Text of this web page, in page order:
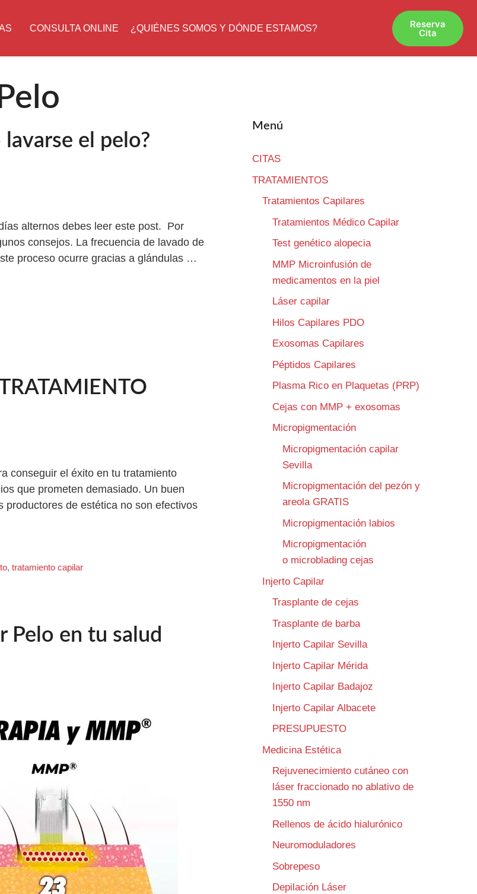
CONSULTA ONLINE ¿QUIÉNES SOMOS Y DÓNDE ESTAMOS? Reserva
Cita
el pelo?
alternos debes leer este post. Por
consejos. La frecuencia de lavado de
proceso ocurre gracias a glándulas …
conseguir el éxito en tu tratamiento
que prometen demasiado. Un buen
productores de estética no son efectivos
,tratamiento capilar
Pelo en tu salud
Menú
CITAS
TRATAMIENTOS
Tratamientos Capilares
Tratamientos Médico Capilar
Test genético alopecia
MMP Microinfusión de
medicamentos en la piel
Láser capilar
Hilos Capilares PDO
Exosomas Capilares
Péptidos Capilares
Plasma Rico en Plaquetas (PRP)
Cejas con MMP + exosomas
Micropigmentación
Micropigmentación capilar
Sevilla
Micropigmentación del pezón y
areola GRATIS
Micropigmentación labios
Micropigmentación
o microblading cejas
Injerto Capilar
Trasplante de cejas
Trasplante de barba
Injerto Capilar Sevilla
Injerto Capilar Mérida
Injerto Capilar Badajoz
Injerto Capilar Albacete
PRESUPUESTO
Medicina Estética
Rejuvenecimiento cutáneo con
láser fraccionado no ablativo de
1550 nm
Rellenos de ácido hialurónico
Neuromoduladores
Sobrepeso
Depilación Láser